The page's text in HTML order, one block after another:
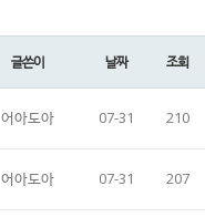
글쓴이 날짜 조회
어아도아 07-31 210
어아도아 07-31 207